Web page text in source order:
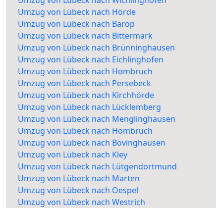
Umzug von Lübeck nach Hörde
Umzug von Lübeck nach Barop
Umzug von Lübeck nach Bittermark
Umzug von Lübeck nach Brünninghausen
Umzug von Lübeck nach Eichlinghofen
Umzug von Lübeck nach Hombruch
Umzug von Lübeck nach Persebeck
Umzug von Lübeck nach Kirchhörde
Umzug von Lübeck nach Lücklemberg
Umzug von Lübeck nach Menglinghausen
Umzug von Lübeck nach Hombruch
Umzug von Lübeck nach Bövinghausen
Umzug von Lübeck nach Kley
Umzug von Lübeck nach Lütgendortmund
Umzug von Lübeck nach Marten
Umzug von Lübeck nach Oespel
Umzug von Lübeck nach Westrich